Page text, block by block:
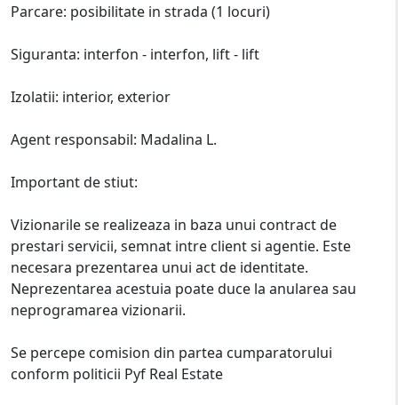
Parcare: posibilitate in strada (1 locuri)
Siguranta: interfon - interfon, lift - lift
Izolatii: interior, exterior
Agent responsabil: Madalina L.
Important de stiut:
Vizionarile se realizeaza in baza unui contract de
prestari servicii, semnat intre client si agentie. Este
necesara prezentarea unui act de identitate.
Neprezentarea acestuia poate duce la anularea sau
neprogramarea vizionarii.
Se percepe comision din partea cumparatorului
conform politicii Pyf Real Estate